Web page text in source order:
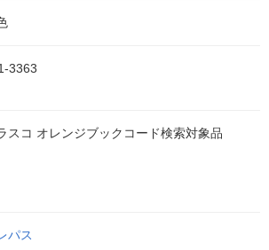
3363
スコ オレンジブックコード検索対象品
パス